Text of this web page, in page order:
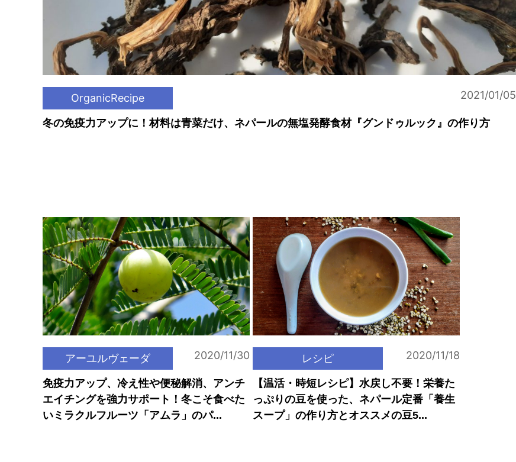
OrganicRecipe 2021/01/05
冬の免疫力アップに！材料は青菜だけ、ネパールの無塩発酵食材『グンドゥルック』の作り方
アーユルヴェーダ 2020/11/30
免疫力アップ、冷え性や便秘解消、アンチ
エイチングを強力サポート！冬こそ食べた
いミラクルフルーツ「アムラ」のパ...
レシピ 2020/11/18
【温活・時短レシピ】水戻し不要！栄養た
っぷりの豆を使った、ネパール定番「養生
スープ」の作り方とオススメの豆5...